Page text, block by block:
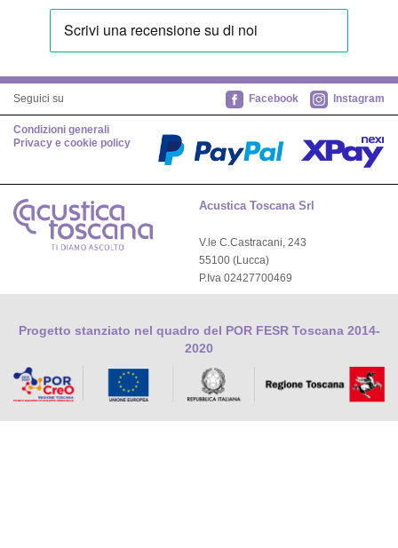
Seguici su Facebook Instagram
Condizioni generali
Privacy e cookie policy
Acustica Toscana Srl
V.le C.Castracani, 243
55100 (Lucca)
P.Iva 02427700469
Progetto stanziato nel quadro del POR FESR Toscana 2014-
2020